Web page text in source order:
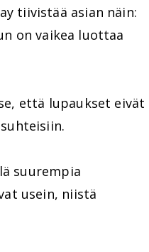
tiivistää asian näin:
on vaikea luottaa
että lupaukset eivät
suurempia
usein, niistä